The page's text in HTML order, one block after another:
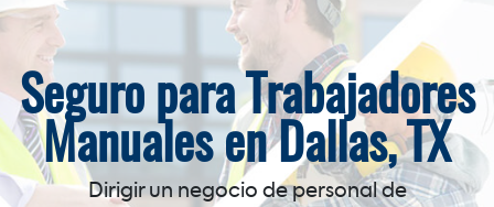
Seguro para Trabajadores
Manuales en Dallas, TX
Dirigir un negocio de personal de